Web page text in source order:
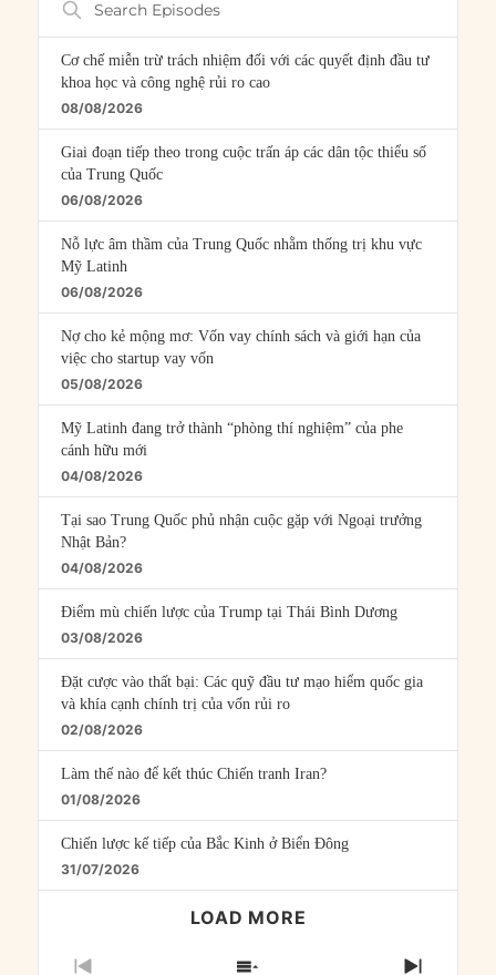
Episodes
Cơ chế miễn trừ trách nhiệm đối với các quyết định đầu tư
khoa học và công nghệ rủi ro cao
08/08/2026
Giai đoạn tiếp theo trong cuộc trấn áp các dân tộc thiểu số
của Trung Quốc
06/08/2026
Nỗ lực âm thầm của Trung Quốc nhằm thống trị khu vực
Mỹ Latinh
06/08/2026
Nợ cho kẻ mộng mơ: Vốn vay chính sách và giới hạn của
việc cho startup vay vốn
05/08/2026
Mỹ Latinh đang trở thành “phòng thí nghiệm” của phe
cánh hữu mới
04/08/2026
Tại sao Trung Quốc phủ nhận cuộc gặp với Ngoại trưởng
Nhật Bản?
04/08/2026
Điểm mù chiến lược của Trump tại Thái Bình Dương
03/08/2026
Đặt cược vào thất bại: Các quỹ đầu tư mạo hiểm quốc gia
và khía cạnh chính trị của vốn rủi ro
02/08/2026
Làm thế nào để kết thúc Chiến tranh Iran?
01/08/2026
Chiến lược kế tiếp của Bắc Kinh ở Biển Đông
31/07/2026
LOAD MORE